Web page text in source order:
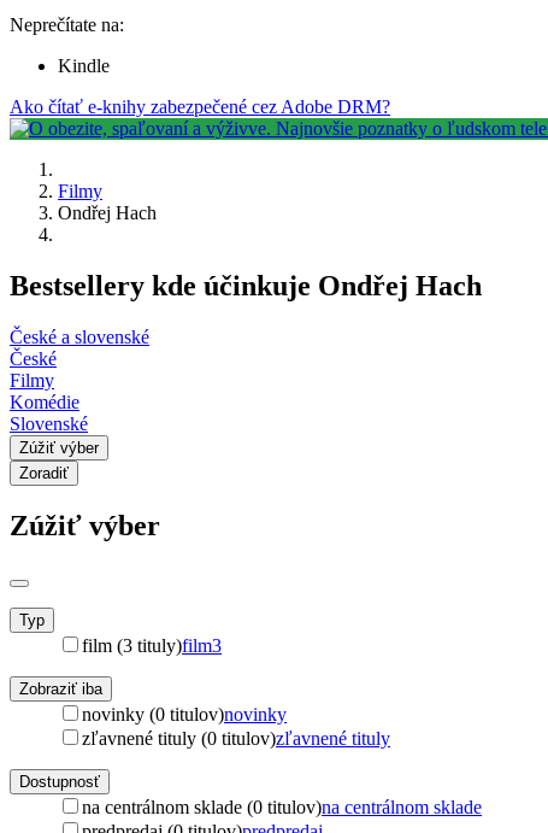
Neprečítate na:
Kindle
Ako čítať e-knihy zabezpečené cez Adobe DRM?
Filmy
Ondřej Hach
Bestsellery kde účinkuje Ondřej Hach
České a slovenské
České
Filmy
Komédie
Slovenské
Zúžiť výber
Zoradiť
Zúžiť výber
Typ
film (3 tituly)film3
Zobraziť iba
novinky (0 titulov)novinky
zľavnené tituly (0 titulov)zľavnené tituly
Dostupnosť
na centrálnom sklade (0 titulov)na centrálnom sklade